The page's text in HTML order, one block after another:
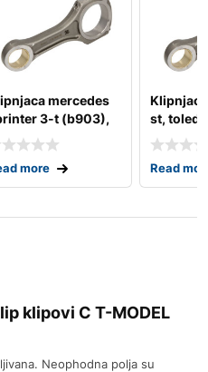
mercedes
3-t (b903),
sprinter
more
st,
09.04-
Read
klipovi C T-MODEL
Neophodna polja su